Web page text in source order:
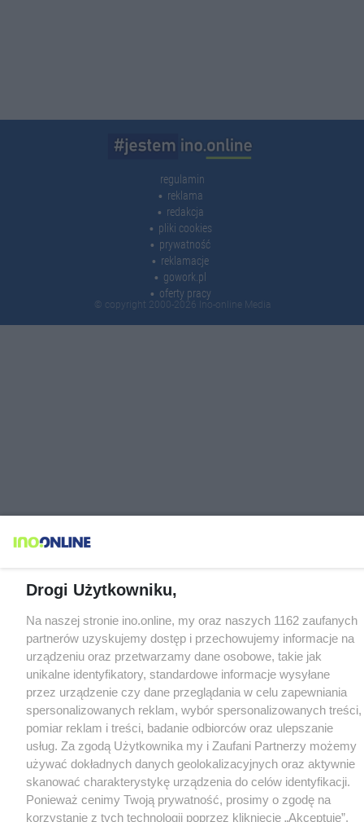
regulamin
reklama
redakcja
pliki cookies
prywatność
reklamacje
gowork.pl
oferty pracy
© copyright 2000-2026 Ino-online Media
Drogi Użytkowniku,
Na naszej stronie ino.online, my oraz naszych 1162 zaufanych
partnerów uzyskujemy dostęp i przechowujemy informacje na
urządzeniu oraz przetwarzamy dane osobowe, takie jak
unikalne identyfikatory, standardowe informacje wysyłane
przez urządzenie czy dane przeglądania w celu zapewniania
spersonalizowanych reklam, wybór spersonalizowanych treści,
pomiar reklam i treści, badanie odbiorców oraz ulepszanie
usług. Za zgodą Użytkownika my i Zaufani Partnerzy możemy
używać dokładnych danych geolokalizacyjnych oraz aktywnie
skanować charakterystykę urządzenia do celów identyfikacji.
Ponieważ cenimy Twoją prywatność, prosimy o zgodę na
korzystanie z tych technologii poprzez kliknięcie „Akceptuję”.